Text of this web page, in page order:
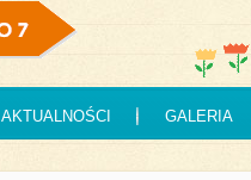
AKTUALNOŚCI GALERIA